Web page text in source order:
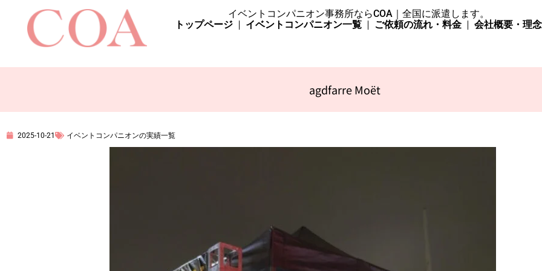
イベントコンパニオン事務所ならCOA｜全国に派遣します。
トップページ
イベントコンパニオン一覧 ご依頼の流れ・料金 会社概要・理念
agdfarre Moët
2025-10-21 イベントコンパニオンの実績一覧